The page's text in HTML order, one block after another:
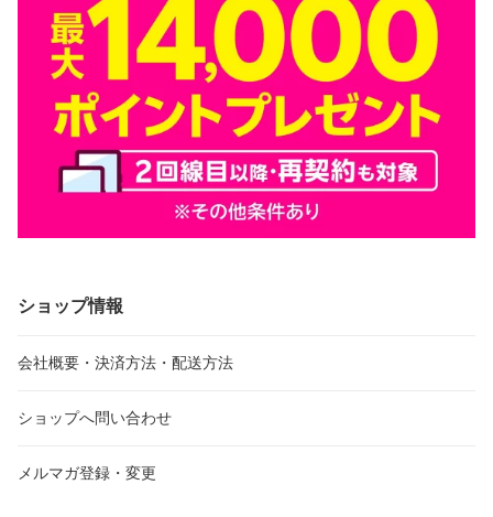
ショップ情報
会社概要・決済方法・配送方法
ショップへ問い合わせ
メルマガ登録・変更